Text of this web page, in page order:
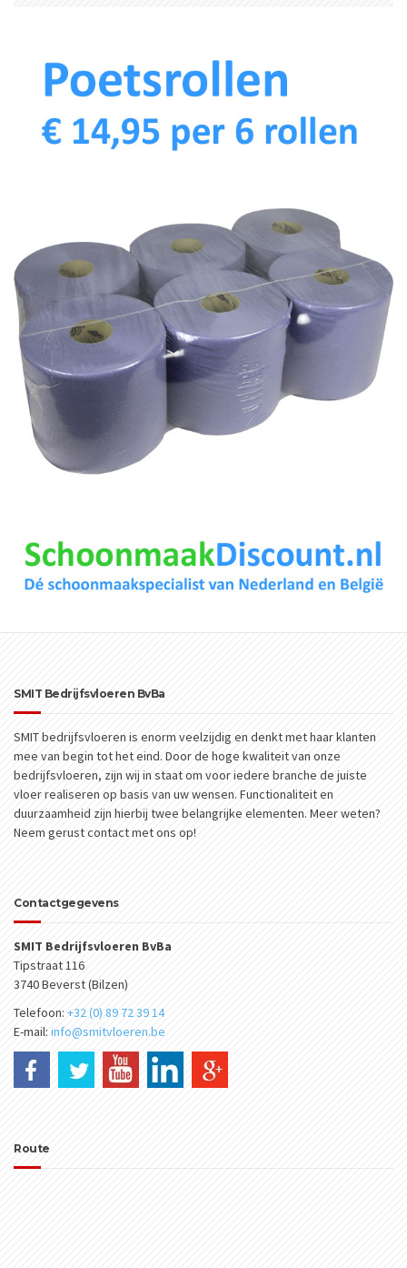
SMIT Bedrijfsvloeren BvBa
SMIT bedrijfsvloeren is enorm veelzijdig en denkt met haar klanten
mee van begin tot het eind. Door de hoge kwaliteit van onze
bedrijfsvloeren, zijn wij in staat om voor iedere branche de juiste
vloer realiseren op basis van uw wensen. Functionaliteit en
duurzaamheid zijn hierbij twee belangrijke elementen. Meer weten?
Neem gerust contact met ons op!
Contactgegevens
SMIT Bedrijfsvloeren BvBa
Tipstraat 116
3740 Beverst (Bilzen)
Telefoon: +32 (0) 89 72 39 14
E-mail: info@smitvloeren.be
Route